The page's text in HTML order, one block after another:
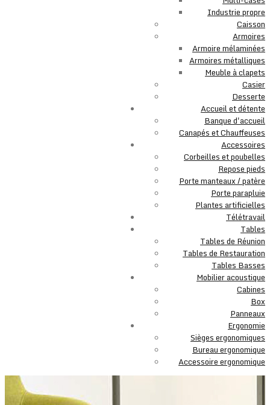
Industrie propre
Caisson
Armoires
Armoire mélaminées
Armoires métalliques
Meuble à clapets
Casier
Desserte
Accueil et détente
Banque d'accueil
Canapés et Chauffeuses
Accessoires
Corbeilles et poubelles
Repose pieds
Porte manteaux / patère
Porte parapluie
Plantes artificielles
Télétravail
Tables
Tables de Réunion
Tables de Restauration
Tables Basses
Mobilier acoustique
Cabines
Box
Panneaux
Ergonomie
Sièges ergonomiques
Bureau ergonomique
Accessoire ergonomique